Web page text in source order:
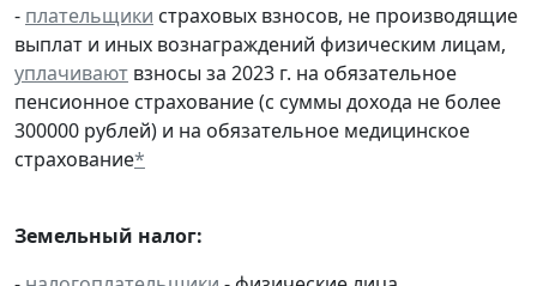
- плательщики страховых взносов, не производящие
выплат и иных вознаграждений физическим лицам,
уплачивают взносы за 2023 г. на обязательное
пенсионное страхование (с суммы дохода не более
300000 рублей) и на обязательное медицинское
страхование*
Земельный налог: